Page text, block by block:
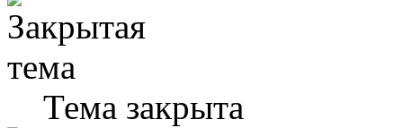
Тема закрыта